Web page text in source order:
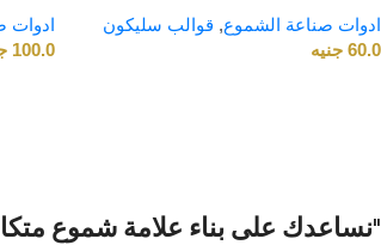
غير لاصق ومقاوم للحرارة - مثالي
للأعمال اليدوية والمنزلية
ادوات صناعة الشموع, قوالب سليكون
60.0 جنيه
مثالي
والكبار.
ادوات
100.0
"نساعدك على بناء علامة شموع